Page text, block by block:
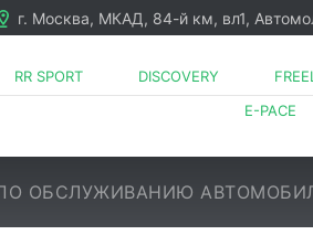
г. Москва, МКАД, 84-й км, вл1,
DISCOVERY
RR SPORT
E-PACE
ОБСЛУЖИВАНИЮ